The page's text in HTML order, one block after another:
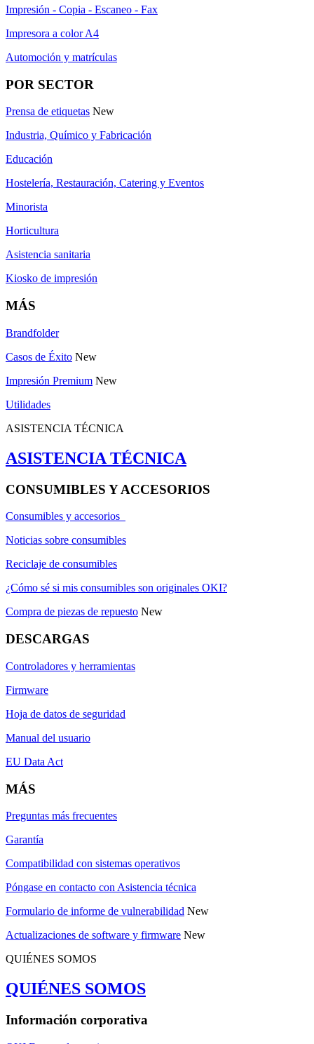
Impresión - Copia - Escaneo - Fax
Impresora a color A4
Automoción y matrículas
POR SECTOR
Prensa de etiquetas New
Industria, Químico y Fabricación
Educación
Hostelería, Restauración, Catering y Eventos
Minorista
Horticultura
Asistencia sanitaria
Kiosko de impresión
MÁS
Brandfolder
Casos de Éxito New
Impresión Premium New
Utilidades
ASISTENCIA TÉCNICA
ASISTENCIA TÉCNICA
CONSUMIBLES Y ACCESORIOS
Consumibles y accesorios
Noticias sobre consumibles
Reciclaje de consumibles
¿Cómo sé si mis consumibles son originales OKI?
Compra de piezas de repuesto New
DESCARGAS
Controladores y herramientas
Firmware
Hoja de datos de seguridad
Manual del usuario
EU Data Act
MÁS
Preguntas más frecuentes
Garantía
Compatibilidad con sistemas operativos
Póngase en contacto con Asistencia técnica
Formulario de informe de vulnerabilidad New
Actualizaciones de software y firmware New
QUIÉNES SOMOS
QUIÉNES SOMOS
Información corporativa